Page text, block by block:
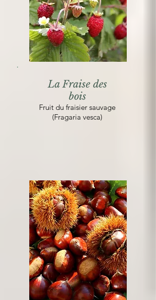
La Fraise des
bois
Fruit du fraisier sauvage
(Fragaria vesca)